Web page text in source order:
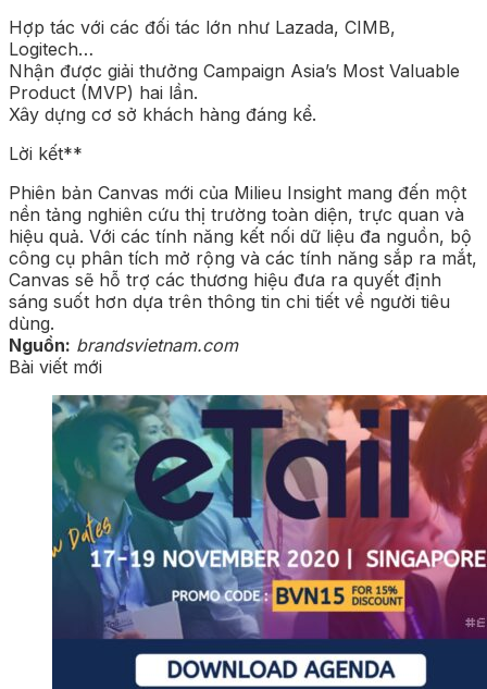
Hợp tác với các đối tác lớn như Lazada, CIMB,
Logitech…
Nhận được giải thưởng Campaign Asia’s Most Valuable
Product (MVP) hai lần.
Xây dựng cơ sở khách hàng đáng kể.
Lời kết**
Phiên bản Canvas mới của Milieu Insight mang đến một
nền tảng nghiên cứu thị trường toàn diện, trực quan và
hiệu quả. Với các tính năng kết nối dữ liệu đa nguồn, bộ
công cụ phân tích mở rộng và các tính năng sắp ra mắt,
Canvas sẽ hỗ trợ các thương hiệu đưa ra quyết định
sáng suốt hơn dựa trên thông tin chi tiết về người tiêu
dùng.
Nguồn: brandsvietnam.com
Bài viết mới